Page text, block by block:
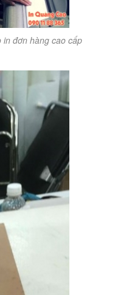
đơn hàng cao cấp